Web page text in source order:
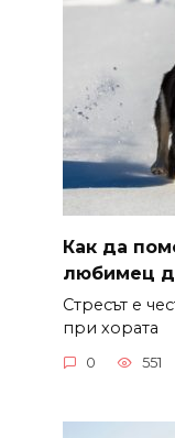
Как да
любимец
Стресът е
при хората
0 551